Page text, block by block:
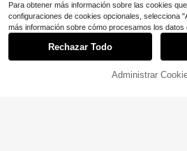
Lo sentimos, este producto
Mostrar artículos similares con stock en '
-72% $1
Para obtener más información sobre las cookies
configuraciones de cookies opcionales, selecciona
más información sobre cómo procesamos los datos
Rechazar Todo
Administrar